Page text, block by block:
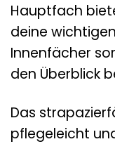
Hauptfach
deine
Innenfächer
den Überblick
Das
pflegeleicht